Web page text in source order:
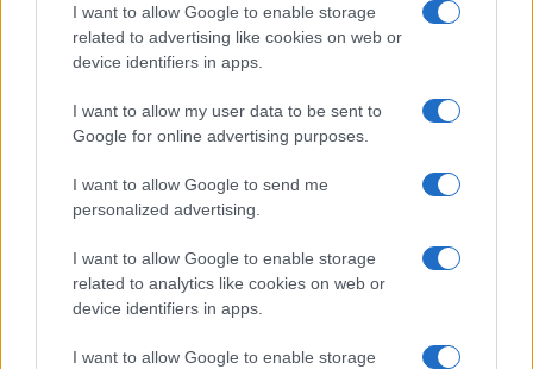
I want to allow Google to enable storage
related to advertising like cookies on web or
device identifiers in apps.
I want to allow my user data to be sent to
Google for online advertising purposes.
I want to allow Google to send me
personalized advertising.
I want to allow Google to enable storage
related to analytics like cookies on web or
device identifiers in apps.
I want to allow Google to enable storage
Sigue leyendo
POSTRES